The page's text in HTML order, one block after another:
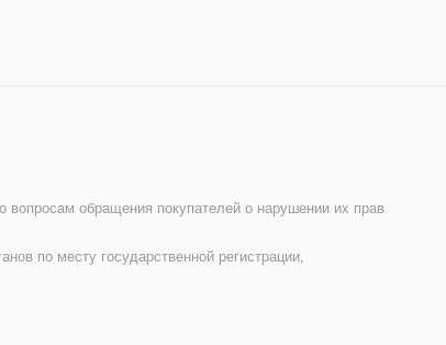
вопросам обращения покупателей о нарушении их прав
по месту государственной регистрации,